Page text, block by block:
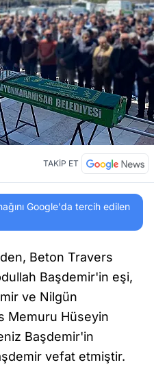
TAKİP ET
Google'da tercih edilen
Beton Travers
Başdemir'in eşi,
ve Nilgün
Memuru Hüseyin
Başdemir'in
vefat etmiştir.